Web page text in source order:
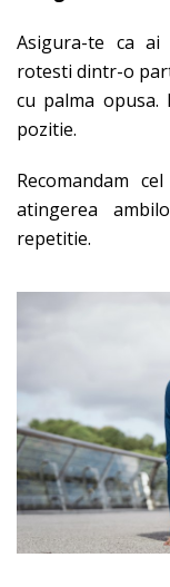
Asigura-te ca
rotesti dintr-o
cu palma
pozitie.
Recomandam
atingerea
repetitie.